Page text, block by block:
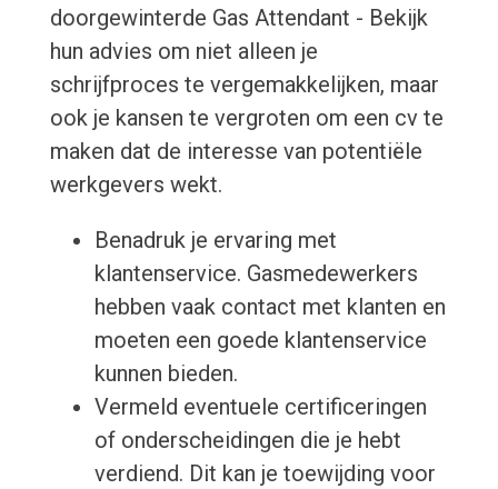
doorgewinterde Gas Attendant - Bekijk
hun advies om niet alleen je
schrijfproces te vergemakkelijken, maar
ook je kansen te vergroten om een cv te
maken dat de interesse van potentiële
werkgevers wekt.
Benadruk je ervaring met
klantenservice. Gasmedewerkers
hebben vaak contact met klanten en
moeten een goede klantenservice
kunnen bieden.
Vermeld eventuele certificeringen
of onderscheidingen die je hebt
verdiend. Dit kan je toewijding voor